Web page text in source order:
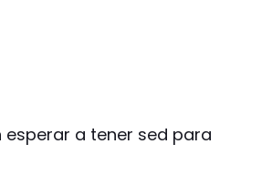
esperar a tener sed para